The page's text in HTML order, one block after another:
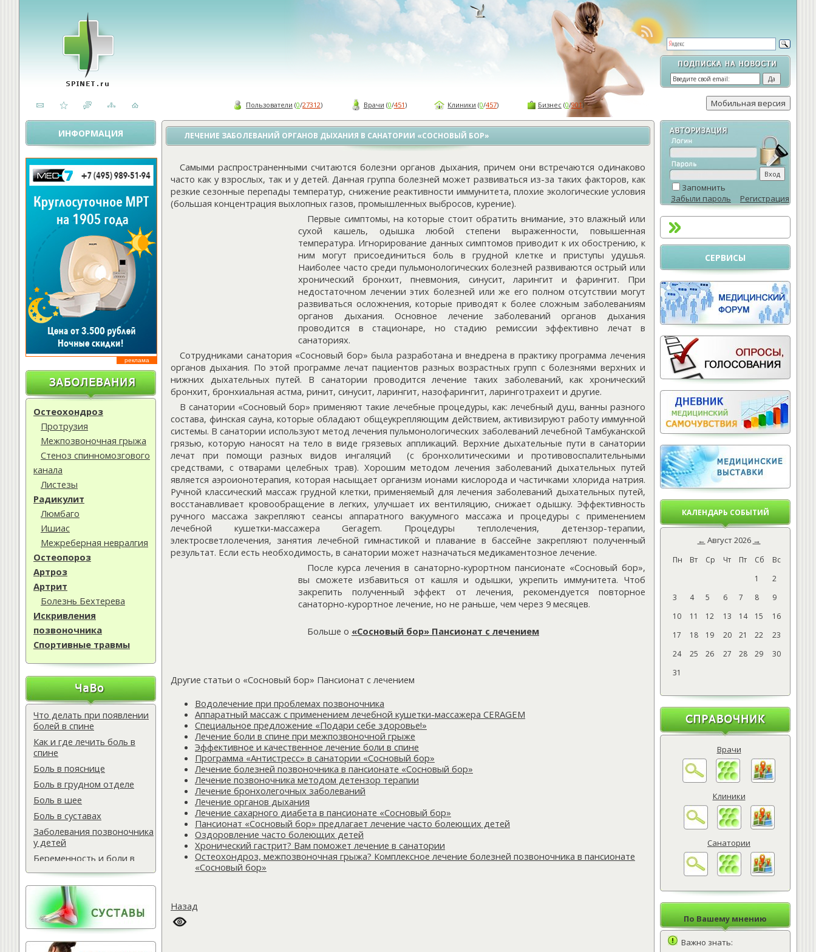
Пользователи (0/27312) Врачи (0/451) Клиники (0/457) Бизнес(0/901)
ИНФОРМАЦИЯ
реклама
Остеохондроз
Протрузия
Межпозвоночная грыжа
Стеноз спинномозгового
канала
Листезы
Радикулит
Люмбаго
Ишиас
Межреберная невралгия
Остеопороз
Артроз
Артрит
Болезнь Бехтерева
Искривления
позвоночника
Спортивные травмы
Что делать при появлении
болей в спине
Как и где лечить боль в
спине
Боль в пояснице
Боль в грудном отделе
Боль в шее
Боль в суставах
Заболевания позвоночника
у детей
Беременность и боли в
Мази для спины
Массаж водителю
Самомассаж при
остеохондрозе
Поясничная грыжа
Запомнить
Забыли пароль
Регистрация
СЕРВИСЫ
КАЛЕНДАРЬ СОБЫТИЙ
← Август 2026 →
Пн Вт Ср Чт Пт Сб
Вс
1
2
3
4 5 6 7 8
9
10
11 12 13 14 15
16
17
18 19 20 21 22
23
24
25 26 27 28 29
30
31
Врачи
Клиники
Санатории
По Вашему мнению
Важно знать:
ЛЕЧЕНИЕ ЗАБОЛЕВАНИЙ ОРГАНОВ ДЫХАНИЯ В САНАТОРИИ «СОСНОВЫЙ БОР»
Самыми распространенными считаются болезни органов дыхания, причем они встречаются одинаково
часто как у взрослых, так и у детей. Данная группа болезней может развиваться из-за таких факторов, как
резкие сезонные перепады температур, снижение реактивности иммунитета, плохие экологические условия
(большая концентрация выхлопных газов, промышленных выбросов, курение).
Первые симптомы, на которые стоит обратить внимание, это влажный или
сухой кашель, одышка любой степени выраженности, повышенная
температура. Игнорирование данных симптомов приводит к их обострению, к
ним могут присоединиться боль в грудной клетке и приступы удушья.
Наиболее часто среди пульмонологических болезней развиваются острый или
хронический бронхит, пневмония, синусит, ларингит и фарингит. При
недостаточном лечении этих болезней или же его полном отсутствии могут
развиваться осложнения, которые приводят к более сложным заболеваниям
органов дыхания. Основное лечение заболеваний органов дыхания
проводится в стационаре, но стадию ремиссии эффективно лечат в
санаториях.
Сотрудниками санатория «Сосновый бор» была разработана и внедрена в практику программа лечения
органов дыхания. По этой программе лечат пациентов разных возрастных групп с болезнями верхних и
нижних дыхательных путей. В санатории проводится лечение таких заболеваний, как хронический
бронхит, бронхиальная астма, ринит, синусит, ларингит, назофарингит, ларинготрахеит и другие.
В санатории «Сосновый бор» применяют такие лечебные процедуры, как: лечебный душ, ванны разного
состава, финская сауна, которые обладают общеукрепляющим действием, активизируют работу иммунной
системы. В санатории используют метод лечения пульмонологических заболеваний лечебной Тамбуканской
грязью, которую наносят на тело в виде грязевых аппликаций. Верхние дыхательные пути в санатории
лечат при помощи разных видов ингаляций (с бронхолитическими и противовоспалительными
средствами, с отварами целебных трав). Хорошим методом лечения заболеваний дыхательных путей
является аэроионотерапия, которая насыщает организм ионами кислорода и частичками хлорида натрия.
Ручной классический массаж грудной клетки, применяемый для лечения заболеваний дыхательных путей,
восстанавливает кровообращение в легких, улучшает их вентиляцию, снижает одышку. Эффективность
ручного массажа закрепляют сеансы аппаратного вакуумного массажа и процедуры с применением
лечебной кушетки-массажера Geragem. Процедуры теплолечения, детензор-терапии,
электросветлолечения, занятия лечебной гимнастикой и плавание в бассейне закрепляют полученный
результат. Если есть необходимость, в санатории может назначаться медикаментозное лечение.
После курса лечения в санаторно-курортном пансионате «Сосновый бор»,
вы сможете избавиться от кашля и одышки, укрепить иммунитета. Чтоб
закрепить полученный эффект от лечения, рекомендуется повторное
санаторно-курортное лечение, но не раньше, чем через 9 месяцев.
Больше о «Сосновый бор» Пансионат с лечением
Другие статьи о «Сосновый бор» Пансионат с лечением
Водолечение при проблемах позвоночника
Аппаратный массаж с применением лечебной кушетки-массажера CERAGEM
Специальное предложение «Подари себе здоровье!»
Лечение боли в спине при межпозвоночной грыже
Эффективное и качественное лечение боли в спине
Программа «Антистресс» в санатории «Сосновый бор»
Лечение болезней позвоночника в пансионате «Сосновый бор»
Лечение позвоночника методом детензор терапии
Лечение бронхолегочных заболеваний
Лечение органов дыхания
Лечение сахарного диабета в пансионате «Сосновый бор»
Пансионат «Сосновый бор» предлагает лечение часто болеющих детей
Оздоровление часто болеющих детей
Хронический гастрит? Вам поможет лечение в санатории
Остеохондроз, межпозвоночная грыжа? Комплексное лечение болезней позвоночника в пансионате
«Сосновый бор»
Назад